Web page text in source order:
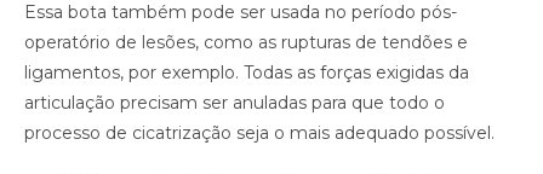
Essa bota também pode ser usada no período pós-
operatório de lesões, como as rupturas de tendões e
ligamentos, por exemplo. Todas as forças exigidas da
articulação precisam ser anuladas para que todo o
processo de cicatrização seja o mais adequado possível.